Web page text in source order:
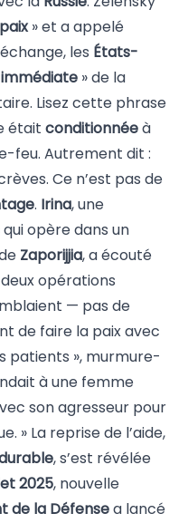
» et a appelé
les États-
immédiate » de la
Lisez cette phrase
était conditionnéeà
feu. Autrement dit :
Ce n’est pas de
. Irina, une
qui opère dans un
Zaporijjia, a écouté
opérations
— pas de
de faire la paix avec
patients », murmure-
à une femme
son agresseur pour
» La reprise de l’aide,
, s’est révélée
2025, nouvelle
de la Défensea lancé